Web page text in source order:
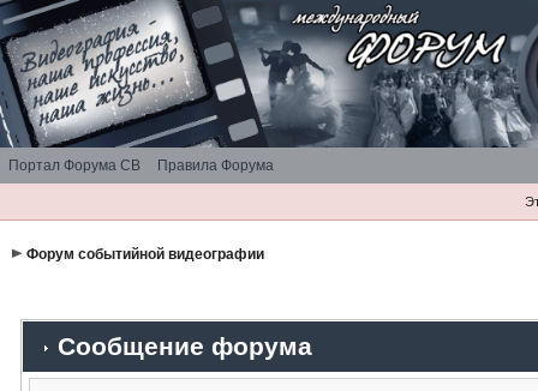
Портал Форума СВ Правила Форума
Форум событийной видеографии
Сообщение форума